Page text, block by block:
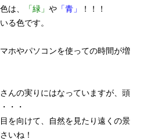
は、
「緑」 や 「青」
！！！
る色です。
ホやパソコンを使っての時間が増
んの実りにはなっていますが、頭
・・
を向けて、自然を見たり遠くの景
いね！